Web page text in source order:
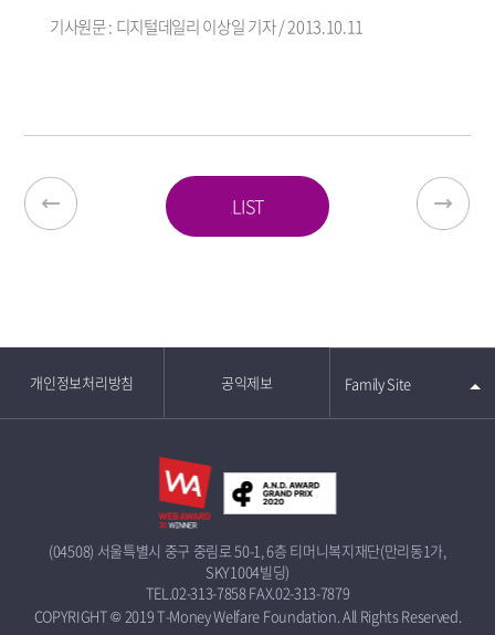
기사원문 : 디지털데일리 이상일 기자 / 2013.10.11
LIST
개인정보처리방침 공익제보 Family Site
(04508) 서울특별시 중구 중림로 50-1, 6층 티머니복지재단(만리동1가,
SKY1004빌딩)
TEL.02-313-7858FAX.02-313-7879
COPYRIGHT © 2019 T-Money Welfare Foundation. All Rights Reserved.